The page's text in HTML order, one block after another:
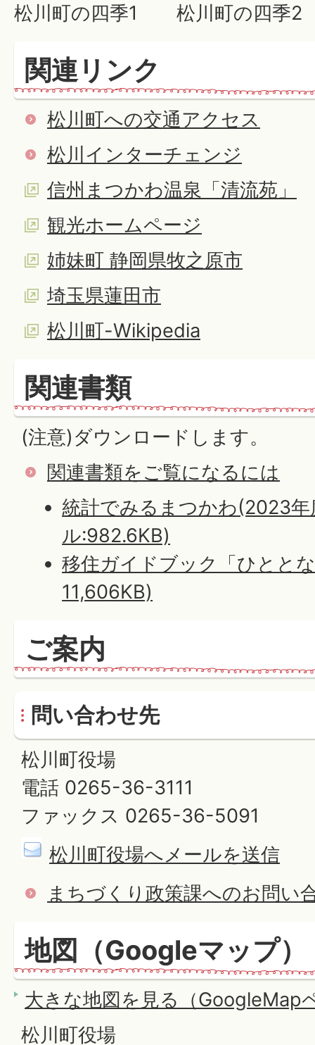
松川町の四季1 松川町の四季2
関連リンク
松川町への交通アクセス
松川インターチェンジ
信州まつかわ温泉「清流苑」
観光ホームページ
姉妹町 静岡県牧之原市
埼玉県蓮田市
松川町-Wikipedia
関連書類
(注意)ダウンロードします。
関連書類をご覧になるには
統計でみるまつかわ(2023
ル:982.6KB)
移住ガイドブック「ひとと
11,606KB)
ご案内
問い合わせ先
松川町役場
電話 0265-36-3111
ファックス 0265-36-5091
松川町役場へメールを送信
まちづくり政策課へのお問い
地図（Googleマップ）
大きな地図を見る（GoogleMap
松川町役場